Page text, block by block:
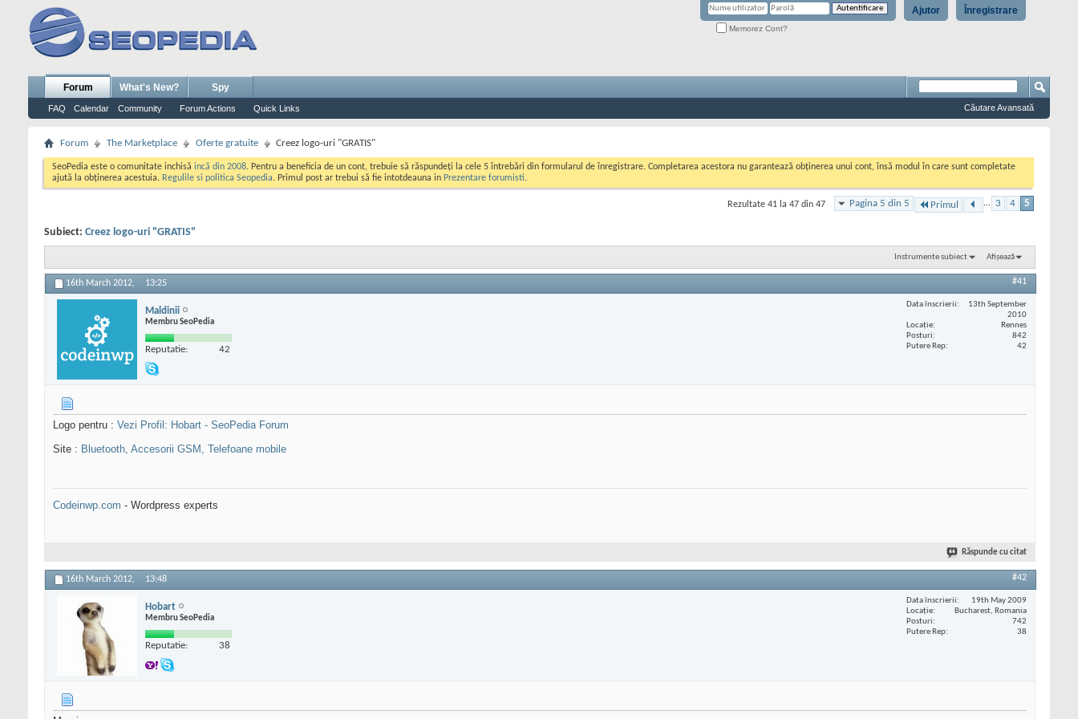
Înregistrare
Ajutor
Memorez Cont?
Forum
FAQ Calendar Community Forum Actions Quick Links
What's New? Spy
Căutare Avansată
Forum The Marketplace Oferte gratuite Creez logo-uri "GRATIS"
SeoPedia este o comunitate inchisă incă din 2008. Pentru a beneficia de un cont, trebuie să răspundeți la cele 5 întrebări din formularul de înregistrare. Completarea acestora nu garantează obținerea unui cont, însă modul în care sunt completate
ajută la obținerea acestuia. Regulile si politica Seopedia. Primul post ar trebui să fie intotdeauna in Prezentare forumisti.
Pagina 5 din 5 Primul ... 3 4 5
Rezultate 41 la 47 din 47
Subiect: Creez logo-uri "GRATIS"
Instrumente subiect Afișează
16th March 2012, 13:25 #41
Maldinii
Membru SeoPedia
Reputatie: 42
Data înscrierii
13th September
2010
Locaţie
Rennes
Posturi
842
Putere Rep
42
Logo pentru : Vezi Profil: Hobart - SeoPedia Forum
Site : Bluetooth, Accesorii GSM, Telefoane mobile
Codeinwp.com - Wordpress experts
Răspunde cu citat
16th March 2012, 13:48 #42
Hobart
Membru SeoPedia
Reputatie: 38
Data înscrierii
19th May 2009
Locaţie
Bucharest, Romania
Posturi
742
Putere Rep
38